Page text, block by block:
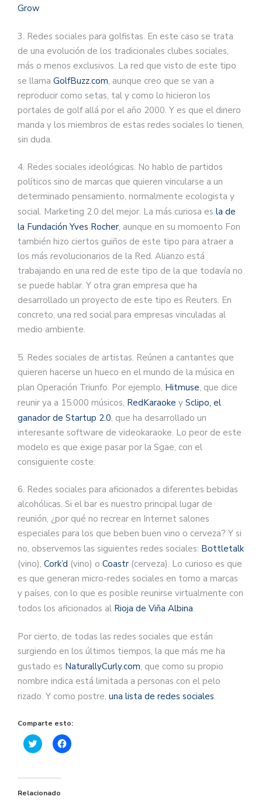
Grow
3. Redes sociales para golfistas. En este caso se trata
de una evolución de los tradicionales clubes sociales,
más o menos exclusivos. La red que visto de este tipo
se llama GolfBuzz.com, aunque creo que se van a
reproducir como setas, tal y como lo hicieron los
portales de golf allá por el año 2000. Y es que el dinero
manda y los miembros de estas redes sociales lo tienen,
sin duda.
4. Redes sociales ideológicas. No hablo de partidos
políticos sino de marcas que quieren vincularse a un
determinado pensamiento, normalmente ecologista y
social. Marketing 2.0 del mejor. La más curiosa es la de
la Fundación Yves Rocher, aunque en su momoento Fon
también hizo ciertos guiños de este tipo para atraer a
los más revolucionarios de la Red. Alianzo está
trabajando en una red de este tipo de la que todavía no
se puede hablar. Y otra gran empresa que ha
desarrollado un proyecto de este tipo es Reuters. En
concreto, una red social para empresas vinculadas al
medio ambiente.
5. Redes sociales de artistas. Reúnen a cantantes que
quieren hacerse un hueco en el mundo de la música en
plan Operación Triunfo. Por ejemplo, Hitmuse, que dice
reunir ya a 15.000 músicos, RedKaraoke y Sclipo, el
ganador de Startup 2.0, que ha desarrollado un
interesante software de videokaraoke. Lo peor de este
modelo es que exige pasar por la Sgae, con el
consiguiente coste.
6. Redes sociales para aficionados a diferentes bebidas
alcohólicas. Si el bar es nuestro principal lugar de
reunión, ¿por qué no recrear en Internet salones
especiales para los que beben buen vino o cerveza? Y si
no, observemos las siguientes redes sociales: Bottletalk
(vino), Cork’d (vino) o Coastr (cerveza). Lo curioso es que
es que generan micro-redes sociales en torno a marcas
y países, con lo que es posible reunirse virtualmente con
todos los aficionados al Rioja de Viña Albina.
Por cierto, de todas las redes sociales que están
surgiendo en los últimos tiempos, la que más me ha
gustado es NaturallyCurly.com, que como su propio
nombre indica está limitada a personas con el pelo
rizado. Y como postre, una lista de redes sociales.
Comparte esto:
Haz
clic
Twitter
abre
Haz
clic
Relacionado